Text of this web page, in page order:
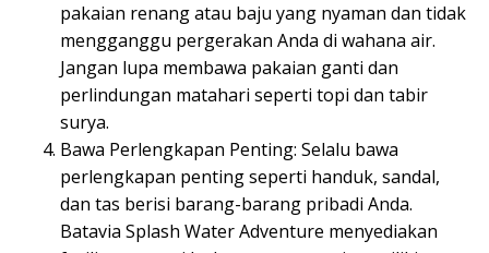
pakaian renang atau baju yang nyaman dan tidak
mengganggu pergerakan Anda di wahana air.
Jangan lupa membawa pakaian ganti dan
perlindungan matahari seperti topi dan tabir
surya.
Bawa Perlengkapan Penting: Selalu bawa
perlengkapan penting seperti handuk, sandal,
dan tas berisi barang-barang pribadi Anda.
Batavia Splash Water Adventure menyediakan